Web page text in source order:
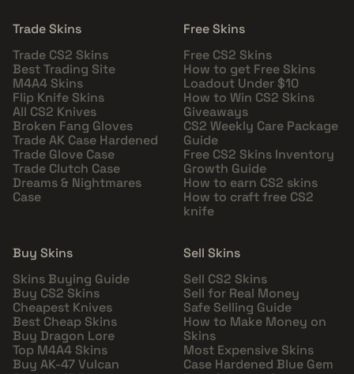
Trade Skins
Trade CS2 Skins
Best Trading Site
M4A4 Skins
Flip Knife Skins
All CS2 Knives
Broken Fang Gloves
Trade AK Case Hardened
Trade Glove Case
Trade Clutch Case
Dreams & Nightmares
Case
Free Skins
Free CS2 Skins
How to get Free Skins
Loadout Under $10
How to Win CS2 Skins
Giveaways
CS2 Weekly Care Package
Guide
Free CS2 Skins Inventory
Growth Guide
How to earn CS2 skins
How to craft free CS2
knife
Buy Skins
Skins Buying Guide
Buy CS2 Skins
Cheapest Knives
Best Cheap Skins
Buy Dragon Lore
Top M4A4 Skins
Buy AK-47 Vulcan
Sell Skins
Sell CS2 Skins
Sell for Real Money
Safe Selling Guide
How to Make Money on
Skins
Most Expensive Skins
Case Hardened Blue Gem